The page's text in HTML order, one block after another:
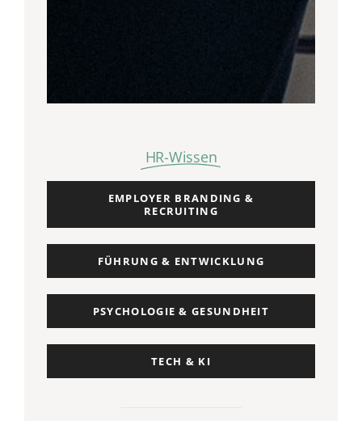
HR-Wissen
EMPLOYER BRANDING &
RECRUITING
FÜHRUNG & ENTWICKLUNG
PSYCHOLOGIE & GESUNDHEIT
TECH & KI